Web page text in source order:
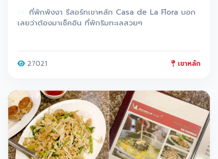
วากกก 10/10 วิวหลักล้าน อาหารอร่อย มี
พูลวิลล่า มีห้องแบบ 2 ชั้น
ที่พักพังงา รีสอร์ทเขาหลัก Casa de La Flora บอก
เลยว่าต้องมาเช็คอิน ที่พักริมทะเลสวยๆ
27021 เขาหลัก